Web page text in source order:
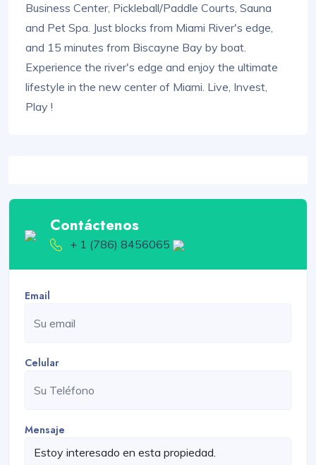
Business Center, Pickleball/Paddle Courts, Sauna
and Pet Spa. Just blocks from Miami River's edge,
and 15 minutes from Biscayne Bay by boat.
Experience the river's edge and enjoy the ultimate
lifestyle in the new center of Miami. Live, Invest,
Play !
Contáctenos
+ 1 (786) 8456065
Email
Celular
Mensaje